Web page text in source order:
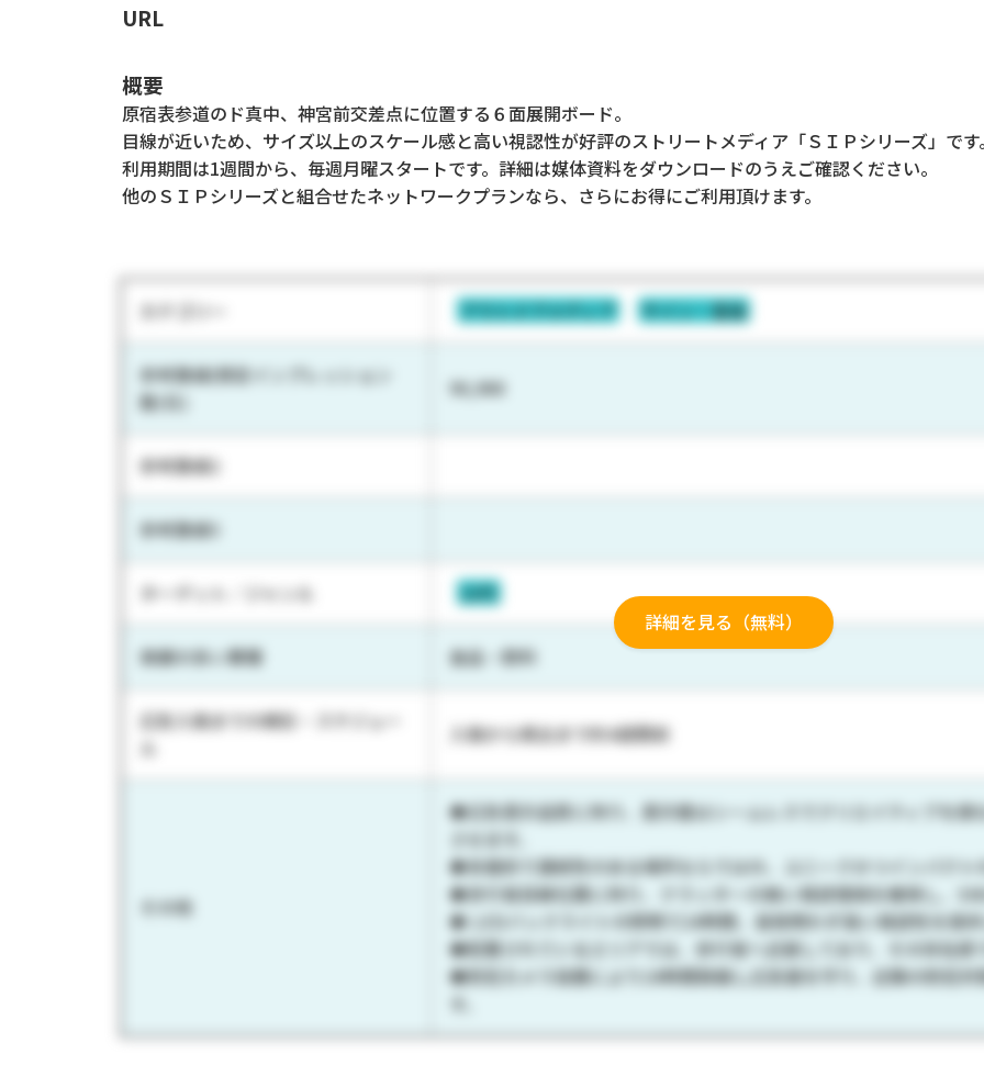
URL
概要
原宿表参道のド真中、神宮前交差点に位置する６面展開ボード。
目線が近いため、サイズ以上のスケール感と高い視認性が好評のストリートメディア「ＳＩＰシリーズ」です
利用期間は1週間から、毎週月曜スタートです。詳細は媒体資料をダウンロードのうえご確認ください。
他のＳＩＰシリーズと組合せたネットワークプランなら、さらにお得にご利用頂けます。
詳細を見る（無料）
カテゴリー アウトドアメディア サイン・看板
参考数値(想定インプレッション
数/日)
90,988
参考数値2
参考数値3
ターゲット／ジャンル 10代
実績の多い業種 食品・飲料
広告入稿までの期日・スケジュー
入稿から掲出まで約4週間前
その他
◆広告表示品質に拘り、表示面はシームレスでクリエイティブを
させます。
◆多面的で連続性のある場所ならではの、ユニークかつインパクト
◆歩行者目線位置に拘り、クラッターの無い視認環境を確保し、
◆ LEDバックライトの照明で24時間、昼夜問わず高い視認性を提
◆配置されているエリアでは、歩行者へ近接しており、その存在感
◆防犯カメラ設置により24時間録画し広告面を守り、近隣の防犯